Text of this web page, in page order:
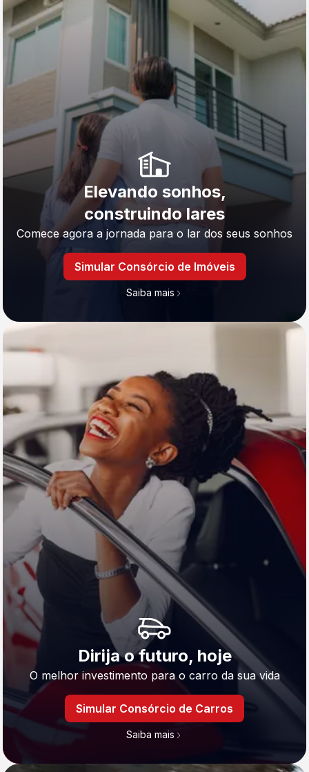
Elevando sonhos,
construindo lares
Comece agora a jornada para o lar dos seus sonhos
Simular Consórcio de Imóveis
Saiba mais
Dirija o futuro, hoje
O melhor investimento para o carro da sua vida
Simular Consórcio de Carros
Saiba mais